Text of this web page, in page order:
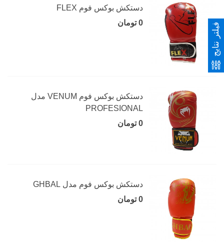
دستکش بوکس فوم FLEX
0 تومان
دستکش بوکس فوم VENUM مدل
PROFESIONAL
0 تومان
دستکش بوکس فوم مدل GHBAL
0 تومان
فیلتر نتایج